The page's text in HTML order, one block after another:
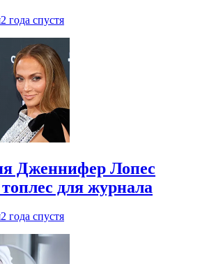
2 года спустя
Дженнифер Лопес
для журнала
2 года спустя